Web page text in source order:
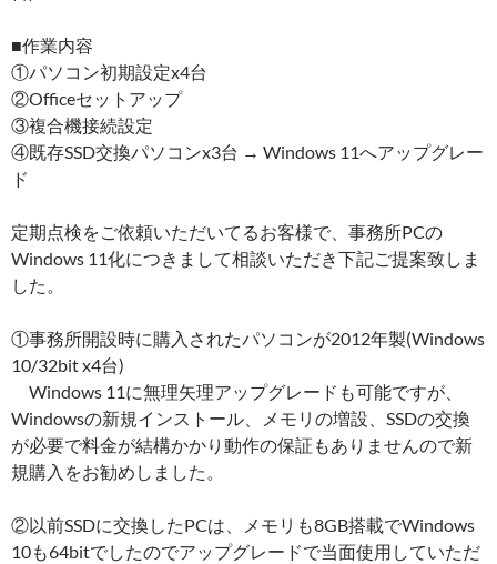
■作業内容
①パソコン初期設定x4台
②Officeセットアップ
③複合機接続設定
④既存SSD交換パソコンx3台 → Windows 11へアップグレー
ド
定期点検をご依頼いただいてるお客様で、事務所PCの
Windows 11化につきまして相談いただき下記ご提案致しま
した。
①事務所開設時に購入されたパソコンが2012年製(Windows
10/32bit x4台)
Windows 11に無理矢理アップグレードも可能ですが、
Windowsの新規インストール、メモリの増設、SSDの交換
が必要で料金が結構かかり動作の保証もありませんので新
規購入をお勧めしました。
②以前SSDに交換したPCは、メモリも8GB搭載でWindows
10も64bitでしたのでアップグレードで当面使用していただ